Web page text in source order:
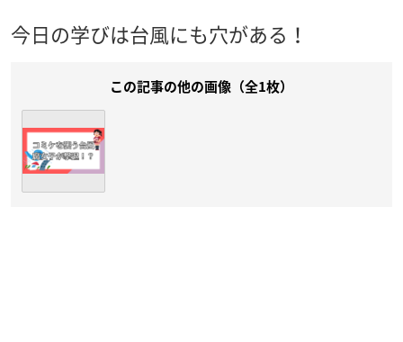
今日の学びは台風にも穴がある！
この記事の他の画像（全1枚）